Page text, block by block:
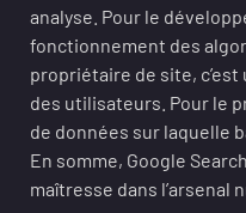
analyse. Pour le
fonctionnement des
propriétaire de site, c’est
des utilisateurs. Pour le
de données sur laquelle
En somme, Google
maîtresse dans l’arsenal